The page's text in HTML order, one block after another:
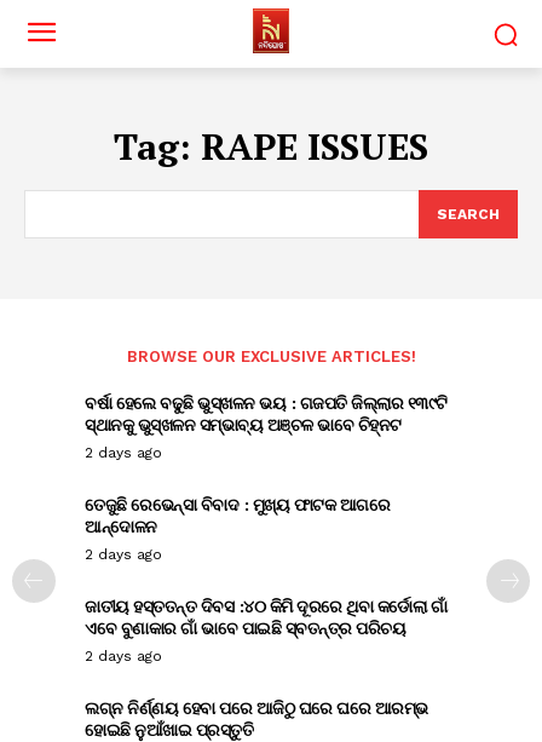
Tag: RAPE ISSUES
SEARCH
BROWSE OUR EXCLUSIVE ARTICLES!
ବର୍ଷା ହେଲେ ବଢୁଛି ଭୁସ୍ଖଳନ ଭୟ : ଗଜପତି ଜିଲ୍ଲାର ୧୩୯ଟି
ସ୍ଥାନକୁ ଭୁସ୍ଖଳନ ସମ୍ଭାବ୍ୟ ଅଞ୍ଚଳ ଭାବେ ଚିହ୍ନଟ
2 days ago
ତେଜୁଛି ରେଭେନ୍ସା ବିବାଦ : ମୁଖ୍ୟ ଫାଟକ ଆଗରେ
ଆନ୍ଦୋଳନ
2 days ago
ଜାତୀୟ ହସ୍ତତନ୍ତ ଦିବସ :୪୦ କିମି ଦୂରରେ ଥିବା କର୍ଡୋଲା ଗାଁ
ଏବେ ବୁଣାକାର ଗାଁ ଭାବେ ପାଇଛି ସ୍ବତନ୍ତ୍ର ପରିଚୟ
2 days ago
ଲଗ୍ନ ନିର୍ଣ୍ଣୟ ହେବା ପରେ ଆଜିଠୁ ଘରେ ଘରେ ଆରମ୍ଭ
ହୋଇଛି ନୁଆଁଖାଇ ପ୍ରସ୍ତୁତି